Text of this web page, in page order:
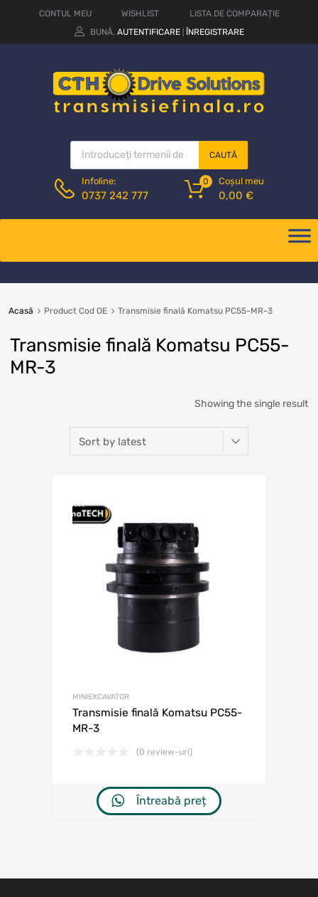
CONTUL MEU WISHLIST
LISTA DE COMPARAȚIE
BUNĂ. AUTENTIFICARE ÎNREGISTRARE
CAUTĂ
Infoline:
0737 242 777
Coșul meu
0,00 €
0
Acasă Product Cod OE Transmisie finală Komatsu PC55-MR-3
Transmisie finală Komatsu PC55-
MR-3
Showing the single result
MINIEXCAVATOR
Transmisie finală Komatsu PC55-
MR-3
(0 review-uri)
Întreabă preț